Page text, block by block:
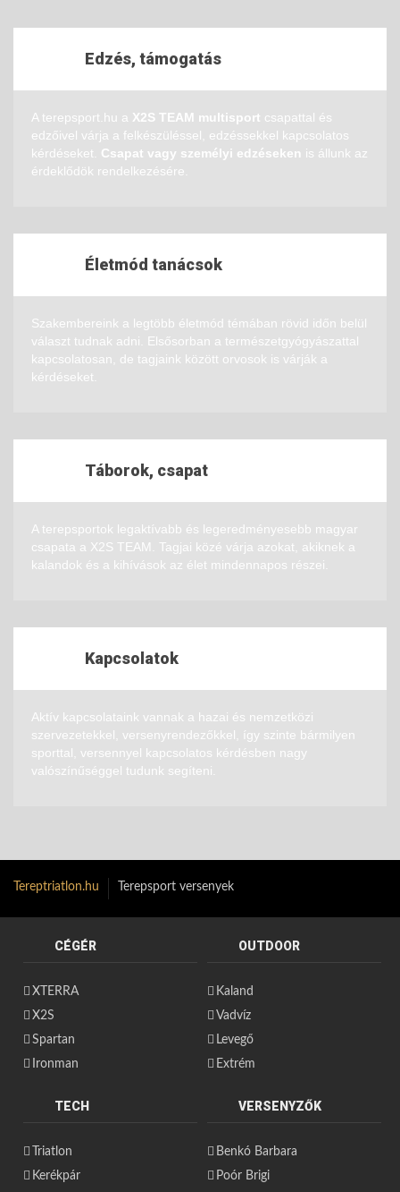
Edzés, támogatás
A terepsport.hu a X2S TEAM multisport csapattal és
edzőivel várja a felkészüléssel, edzéssekkel kapcsolatos
kérdéseket. Csapat vagy személyi edzéseken is állunk az
érdeklődök rendelkezésére.
Életmód tanácsok
Szakembereink a legtöbb életmód témában rövid időn belül
választ tudnak adni. Elsősorban a természetgyógyászattal
kapcsolatosan, de tagjaink között orvosok is várják a
kérdéseket.
Táborok, csapat
A terepsportok legaktívabb és legeredményesebb magyar
csapata a X2S TEAM. Tagjai közé várja azokat, akiknek a
kalandok és a kihívások az élet mindennapos részei.
Kapcsolatok
Aktív kapcsolataink vannak a hazai és nemzetközi
szervezetekkel, versenyrendezőkkel, így szinte bármilyen
sporttal, versennyel kapcsolatos kérdésben nagy
valószínűséggel tudunk segíteni.
Tereptriatlon.hu Terepsport versenyek
CÉGÉR
XTERRA
X2S
Spartan
Ironman
OUTDOOR
Kaland
Vadvíz
Levegő
Extrém
TECH
Triatlon
Kerékpár
VERSENYZŐK
Benkó Barbara
Poór Brigi